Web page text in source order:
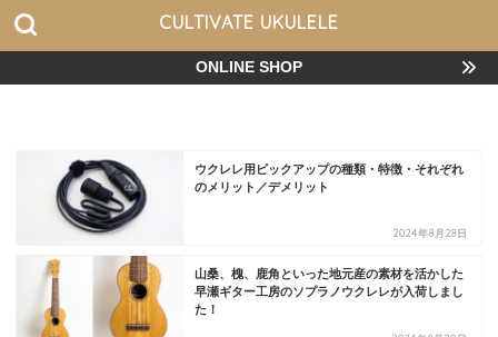
CULTIVATE UKULELE
ONLINE SHOP
ウクレレ用ピックアップの種類・特徴・それぞれ
のメリット／デメリット
2024年8月28日
山桑、槐、鹿角といった地元産の素材を活かした
早瀬ギター工房のソプラノウクレレが入荷しまし
た！